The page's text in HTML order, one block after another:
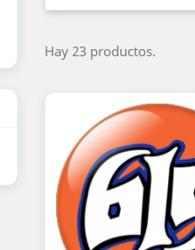
Hay 23 productos.
Vista rápida